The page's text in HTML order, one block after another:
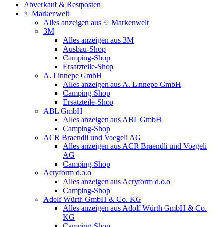
Abverkauf & Restposten
✨ Markenwelt
Alles anzeigen aus ✨ Markenwelt
3M
Alles anzeigen aus 3M
Ausbau-Shop
Camping-Shop
Ersatzteile-Shop
A. Linnepe GmbH
Alles anzeigen aus A. Linnepe GmbH
Camping-Shop
Ersatzteile-Shop
ABL GmbH
Alles anzeigen aus ABL GmbH
Camping-Shop
ACR Braendli und Voegeli AG
Alles anzeigen aus ACR Braendli und Voegeli
AG
Camping-Shop
Acryform d.o.o
Alles anzeigen aus Acryform d.o.o
Camping-Shop
Adolf Würth GmbH & Co. KG
Alles anzeigen aus Adolf Würth GmbH & Co.
KG